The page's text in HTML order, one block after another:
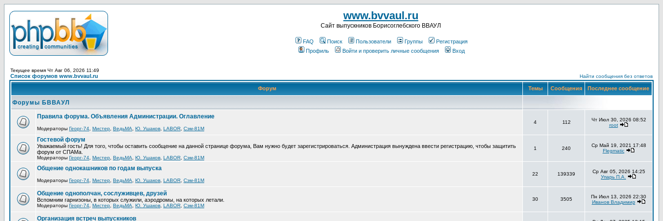
www.bvvaul.ru
Cайт выпускников Борисоглебского ВВАУЛ
FAQ Поиск Пользователи Группы
Регистрация
Профиль
Войти и проверить личные сообщения Вход
Текущее время Чт Авг 06, 2026 11:49
Список форумов www.bvvaul.ru Найти сообщения без ответов
Форум Темы Сообщения Последнее сообщение
Форумы БВВАУЛ
Правила форума. Объявления Администрации. Оглавление
Модераторы Георг-74 Мистер ВедьМА Ю. Ушаков LABOR Сэм-81М
4 112
Чт Июл 30, 2026 08:52
root
Гостевой форум
Уважаемый гость! Для того, чтобы оставить сообщение на данной странице форума, Вам нужно будет зарегистрироваться. Администрация вынуждена ввести регистрацию, чтобы защитить
форум от СПАМа.
Модераторы Георг-74 Мистер ВедьМА Ю. Ушаков LABOR Сэм-81М
1 240
Ср Май 19, 2021 17:48
Flegmatic
Общение однокашников по годам выпуска
Модераторы Георг-74 Мистер ВедьМА Ю. Ушаков LABOR Сэм-81М
22 139339
Ср Авг 05, 2026 14:25
Упарь П.А.
Общение однополчан, сослуживцев, друзей
Вспомним гарнизоны, в которых служили, аэродромы, на которых летали.
Модераторы Георг-74 Мистер ВедьМА Ю. Ушаков LABOR Сэм-81М
30 3505
Пн Июл 13, 2026 22:30
Иванов Владимир
Организация встреч выпускников